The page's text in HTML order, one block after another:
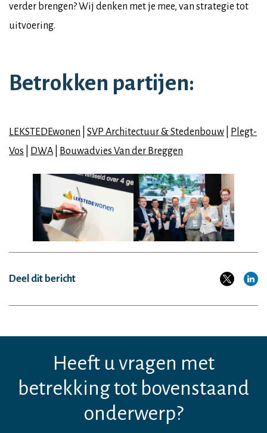
verder brengen? Wij denken met je mee, van strategie tot
uitvoering.
Betrokken partijen:
LEKSTEDEwonen SVP Architectuur & Stedenbouw
Plegt-
Vos
DWA Bouwadvies Van der Breggen
Deel dit bericht
Heeft u vragen met
betrekking tot bovenstaand
onderwerp?